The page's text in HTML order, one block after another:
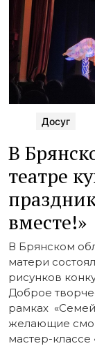
Досуг
В
театре
вместе!»
В Брянском
матери
рисунков
Доброе
рамках
желающие
мастер-классе